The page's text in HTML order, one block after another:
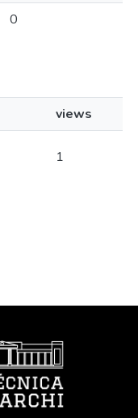
0
views
1